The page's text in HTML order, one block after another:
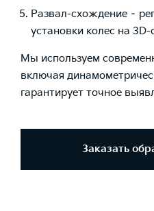
Развал-схождение –
установки колес на 3D-
Мы используем
включая
гарантирует точное
Заказать